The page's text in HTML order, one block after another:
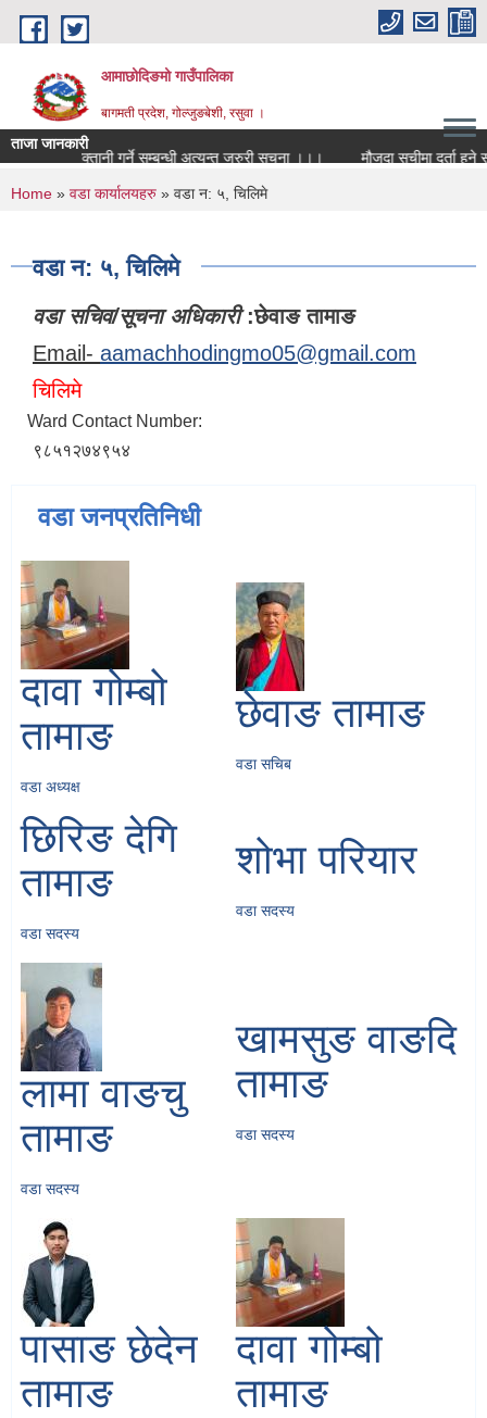
Skip to main content
आमाछोदिङमो गाउँपालिका
बागमती प्रदेश, गोल्जुङबेशी, रसुवा ।
ताजा जानकारी
कर भुक्तानी गर्ने सम्बन्धी अत्यन्त जरुरी सूचना ।।।
मौजुदा सूचीमा दर्ता हुने
You are here
Home » वडा कार्यालयहरु » वडा न: ५, चिलिमे
वडा न: ५, चिलिमे
वडा सचिव/सूचना अधिकारी:छेवाङ तामाङ
Email- aamachhodingmo05@gmail.com
चिलिमे
Ward Contact Number:
९८५१२७४९५४
वडा जनप्रतिनिधी
दावा गोम्बो
तामाङ
वडा अध्यक्ष
छेवाङ तामाङ
वडा सचिब
छिरिङ देगि
तामाङ
वडा सदस्य
शोभा परियार
वडा सदस्य
लामा वाङचु
तामाङ
वडा सदस्य
खामसुङ वाङदि
तामाङ
वडा सदस्य
पासाङ छेदेन
तामाङ
दावा गोम्बो
तामाङ